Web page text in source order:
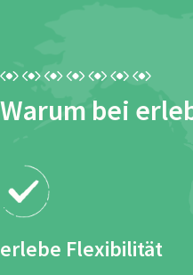
Warum bei
erlebe Flexibilität